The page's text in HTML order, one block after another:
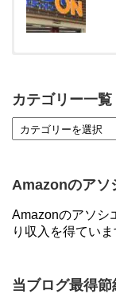
【7/
【2
登録
3/31
ソニ
カテゴリー一覧
Amazonのアソ
Amazonのアソシ
り収入を得ていま
当ブログ最得節